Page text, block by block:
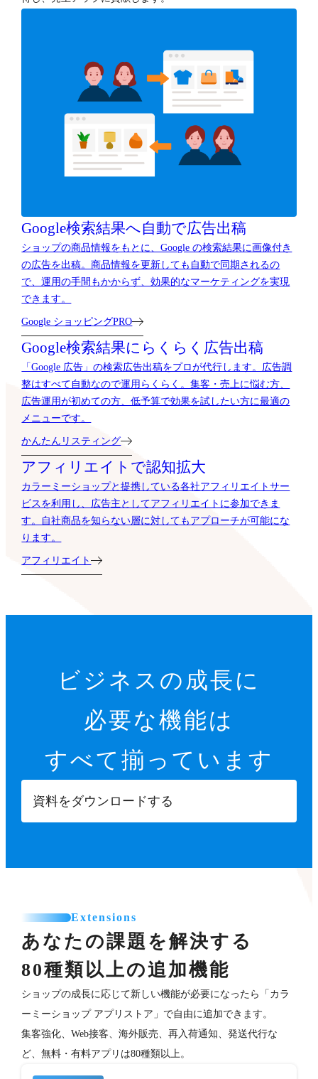
Google検索結果へ自動で広告出稿
ショップの商品情報をもとに、Google の検索結果に画像付き
の広告を出稿。商品情報を更新しても自動で同期されるの
で、運用の手間もかからず、効果的なマーケティングを実現
できます。
Google ショッピングPRO
Google検索結果に らくらく広告出稿
「Google 広告」の検索広告出稿をプロが代行します。広告調
整はすべて自動なので運用らくらく。集客・売上に悩む方、
広告運用が初めての方、低予算で効果を試したい方に最適の
メニューです。
かんたんリスティング
アフィリエイトで認知拡大
カラーミーショップと提携している各社アフィリエイトサー
ビスを利用し、広告主としてアフィリエイトに参加できま
す。自社商品を知らない層に対してもアプローチが可能にな
ります。
アフィリエイト
ビジネスの成長に
必要な機能は
すべて揃っています
資料をダウンロードする
Extensions
あなたの課題を解決する
80種類以上の追加機能
ショップの成長に応じて新しい機能が必要になったら「カラ
ーミーショップ アプリストア」で自由に追加できます。
集客強化、Web接客、海外販売、再入荷通知、発送代行な
ど、無料・有料アプリは80種類以上。